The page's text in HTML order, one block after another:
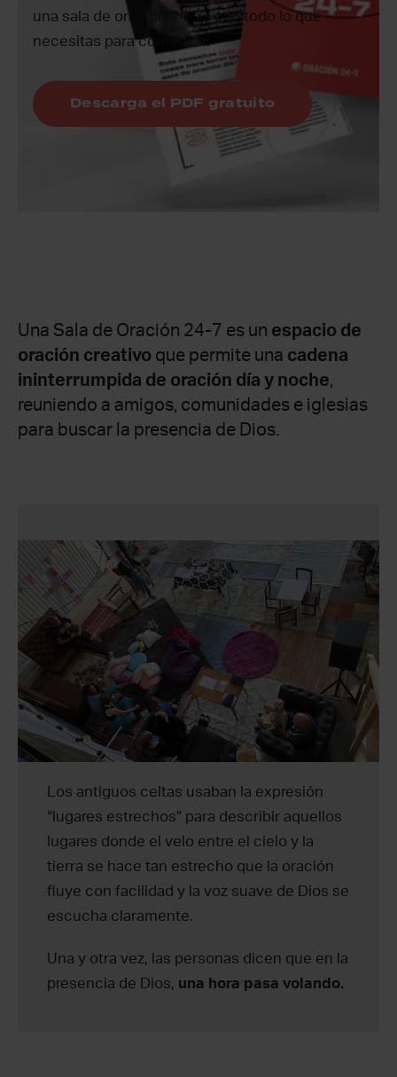
una sala de oración 24-7» con todo lo que
necesitas para comenzar.
Descarga el PDF gratuito
Una Sala de Oración 24-7 es un espacio de
oración creativo que permite una cadena
ininterrumpida de oración día y noche,
reuniendo a amigos, comunidades e iglesias
para buscar la presencia de Dios.
Los antiguos celtas usaban la expresión
“lugares estrechos” para describir aquellos
lugares donde el velo entre el cielo y la
tierra se hace tan estrecho que la oración
fluye con facilidad y la voz suave de Dios se
escucha claramente.
Una y otra vez, las personas dicen que en la
presencia de Dios, una hora pasa volando.